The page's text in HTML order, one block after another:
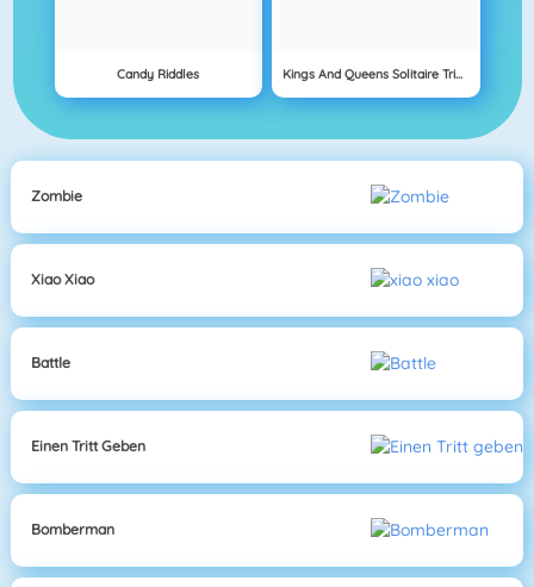
Candy Riddles Kings And Queens Solitaire Tripeaks
Zombie
Xiao Xiao
Battle
Einen Tritt Geben
Bomberman